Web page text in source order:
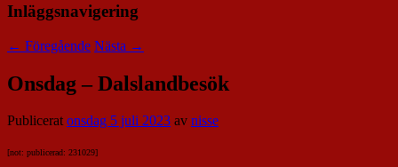
Inläggsnavigering
← Föregående Nästa →
Onsdag – Dalslandbesök
Publiceratonsdag 5 juli 2023 av nisse
[not: publicerad: 231029]